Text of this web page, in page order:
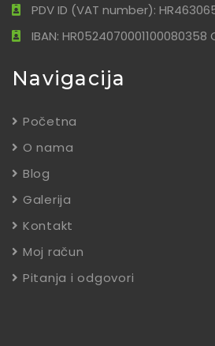
PDV ID (VAT number):
IBAN: HR0524070001100080358
Navigacija
Početna
O nama
Blog
Galerija
Kontakt
Moj račun
Pitanja i odgovori